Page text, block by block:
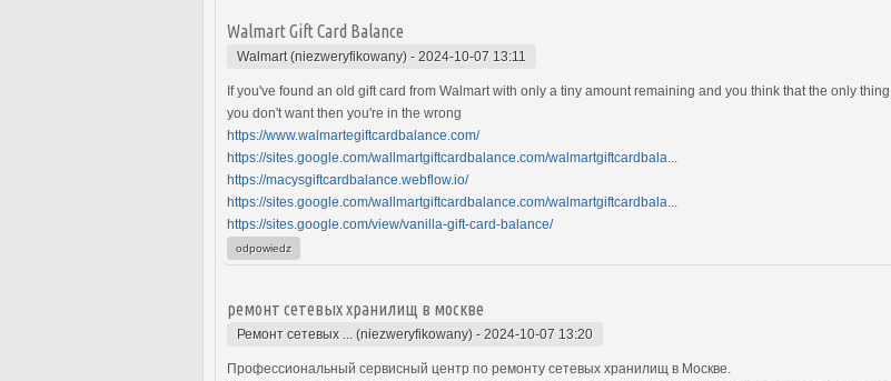
Walmart Gift Card Balance
Walmart (niezweryfikowany) - 2024-10-07 13:11
If you've found an old gift card from Walmart with only a tiny amount remaining and you think that the only
you don't want then you're in the wrong
https://www.walmartegiftcardbalance.com/
https://sites.google.com/wallmartgiftcardbalance.com/walmartgiftcardbala...
https://macysgiftcardbalance.webflow.io/
https://sites.google.com/wallmartgiftcardbalance.com/walmartgiftcardbala...
https://sites.google.com/view/vanilla-gift-card-balance/
odpowiedz
ремонт сетевых хранилищ в москве
Ремонт сетевых ... (niezweryfikowany) - 2024-10-07 13:20
Профессиональный сервисный центр по ремонту сетевых хранилищ в Москве.